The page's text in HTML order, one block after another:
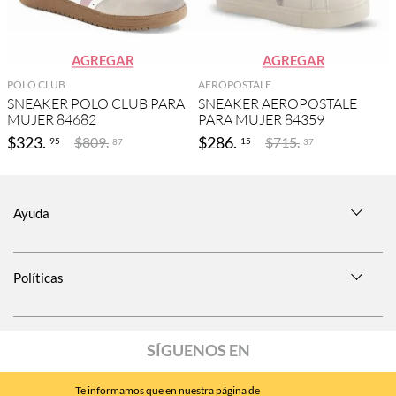
Te informamos que en nuestra página de
AGREGAR
POLO CLUB
SNEAKER POLO CLUB PARA
MUJER 84682
$323. 95 $809. 87
AGREGAR
AEROPOSTALE
SNEAKER AEROPOSTALE
PARA MUJER 84359
$286. 15 $715. 37
Ayuda
Políticas
SÍGUENOS EN